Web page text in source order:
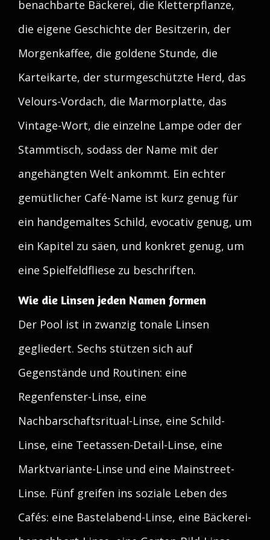
benachbarte Bäckerei, die Kletterpflanze,
die eigene Geschichte der Besitzerin, der
Morgenkaffee, die goldene Stunde, die
Karteikarte, der sturmgeschützte Herd, das
Velours-Vordach, die Marmorplatte, das
Vintage-Wort, die einzelne Lampe oder der
Stammtisch, sodass der Name mit der
angehängten Welt ankommt. Ein echter
gemütlicher Café-Name ist kurz genug für
ein handgemaltes Schild, evocativ genug, um
ein Kapitel zu säen, und konkret genug, um
eine Spielfeldfliese zu beschriften.
Wie die Linsen jeden Namen formen
Der Pool ist in zwanzig tonale Linsen
gegliedert. Sechs stützen sich auf
Gegenstände und Routinen: eine
Regenfenster-Linse, eine
Nachbarschaftsritual-Linse, eine Schild-
Linse, eine Teetassen-Detail-Linse, eine
Marktvariante-Linse und eine Mainstreet-
Linse. Fünf greifen ins soziale Leben des
Cafés: eine Bastelabend-Linse, eine Bäckerei-